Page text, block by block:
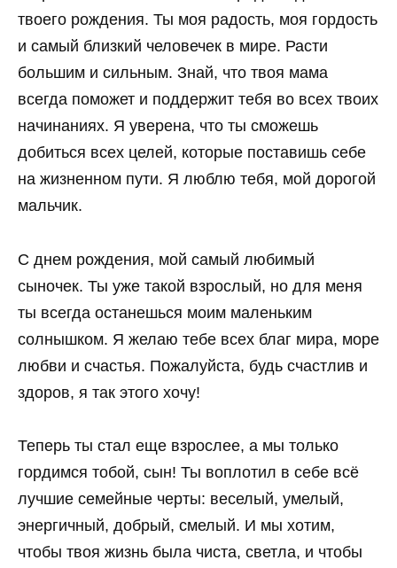
твоего рождения. Ты моя радость, моя гордость
и самый близкий человечек в мире. Расти
большим и сильным. Знай, что твоя мама
всегда поможет и поддержит тебя во всех твоих
начинаниях. Я уверена, что ты сможешь
добиться всех целей, которые поставишь себе
на жизненном пути. Я люблю тебя, мой дорогой
мальчик.
С днем рождения, мой самый любимый
сыночек. Ты уже такой взрослый, но для меня
ты всегда останешься моим маленьким
солнышком. Я желаю тебе всех благ мира, море
любви и счастья. Пожалуйста, будь счастлив и
здоров, я так этого хочу!
Теперь ты стал еще взрослее, а мы только
гордимся тобой, сын! Ты воплотил в себе всё
лучшие семейные черты: веселый, умелый,
энергичный, добрый, смелый. И мы хотим,
чтобы твоя жизнь была чиста, светла, и чтобы